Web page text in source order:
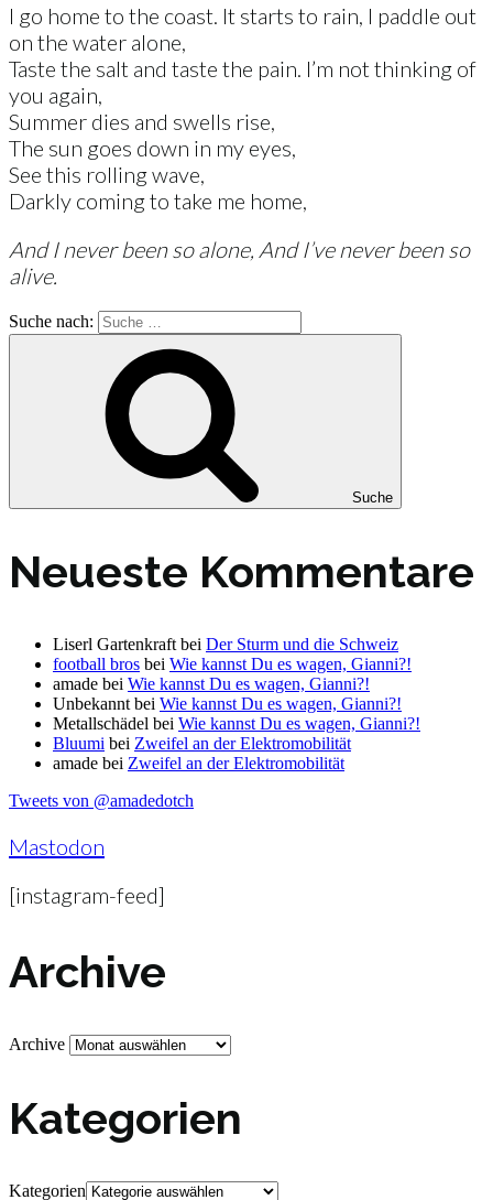
I go home to the coast. It starts to rain, I paddle out
on the water alone,
Taste the salt and taste the pain. I’m not thinking of
you again,
Summer dies and swells rise,
The sun goes down in my eyes,
See this rolling wave,
Darkly coming to take me home,
And I never been so alone, And I’ve never been so
alive.
Suche nach:
Suche
Neueste Kommentare
Liserl Gartenkraft bei Der Sturm und die Schweiz
football bros bei Wie kannst Du es wagen, Gianni?!
amade bei Wie kannst Du es wagen, Gianni?!
Unbekannt bei Wie kannst Du es wagen, Gianni?!
Metallschädel bei Wie kannst Du es wagen, Gianni?!
Bluumi bei Zweifel an der Elektromobilität
amade bei Zweifel an der Elektromobilität
Tweets von @amadedotch
Mastodon
[instagram-feed]
Archive
Archive
Kategorien
Kategorien